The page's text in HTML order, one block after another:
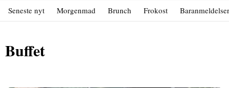
Seneste nyt Morgenmad Brunch Frokost Baranmeldelser
Buffet